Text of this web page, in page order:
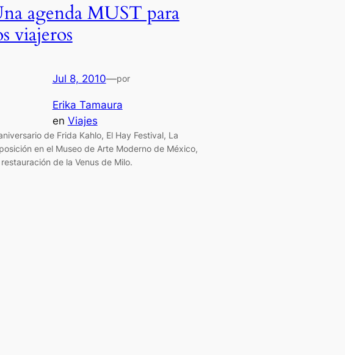
agenda MUST para
viajeros
Jul 8, 2010—por
Erika Tamaura
en Viajes
de Frida Kahlo, El Hay Festival, La
en el Museo de Arte Moderno de México,
restauración de la Venus de Milo.